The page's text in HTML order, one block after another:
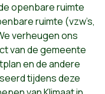
openbare ruimte
ruimte (vzw’s,
verheugen ons
van de gemeente
en de andere
tijdens deze